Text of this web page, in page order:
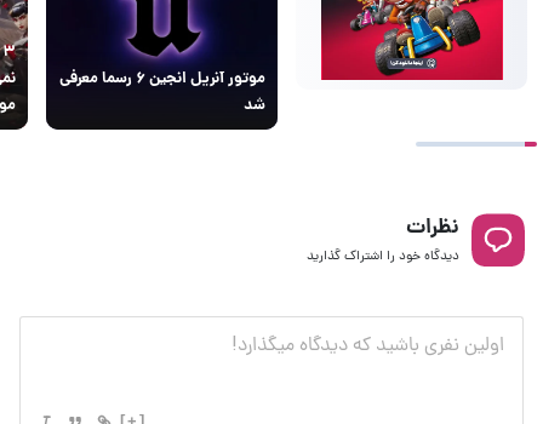
موتور آنریل انجین ۶ رسما معرفی
شد
نظرات
دیدگاه خود را اشتراک گذارید